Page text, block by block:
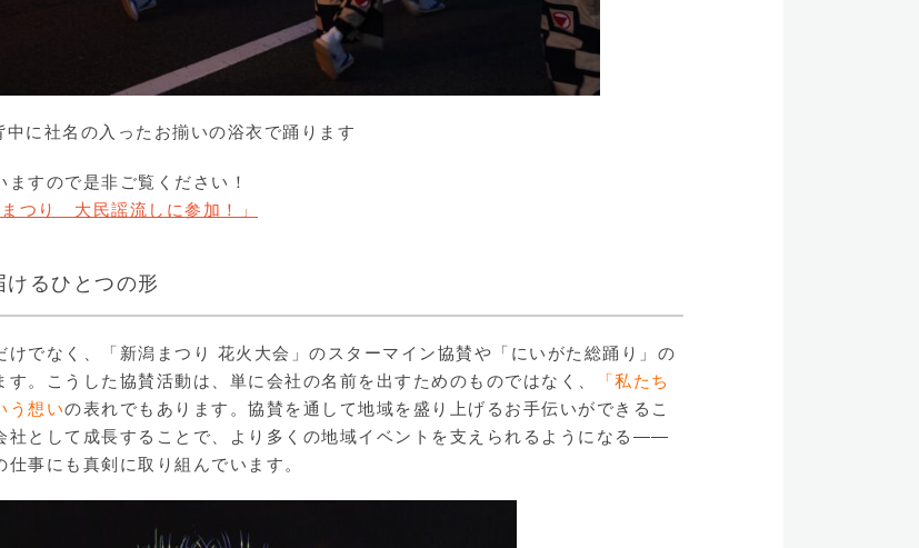
中に社名の入ったお揃いの浴衣で踊ります
すので是非ご覧ください！
まつり 大民謡流しに参加！」
けるひとつの形
でなく、「新潟まつり 花火大会」のスターマイン協賛や「にいがた総踊り」の
。こうした協賛活動は、単に会社の名前を出すためのものではなく、
「私たち
う想いの表れでもあります。協賛を通して地域を盛り上げるお手伝いができるこ
社として成長することで、より多くの地域イベントを支えられるようになる――
事にも真剣に取り組んでいます。